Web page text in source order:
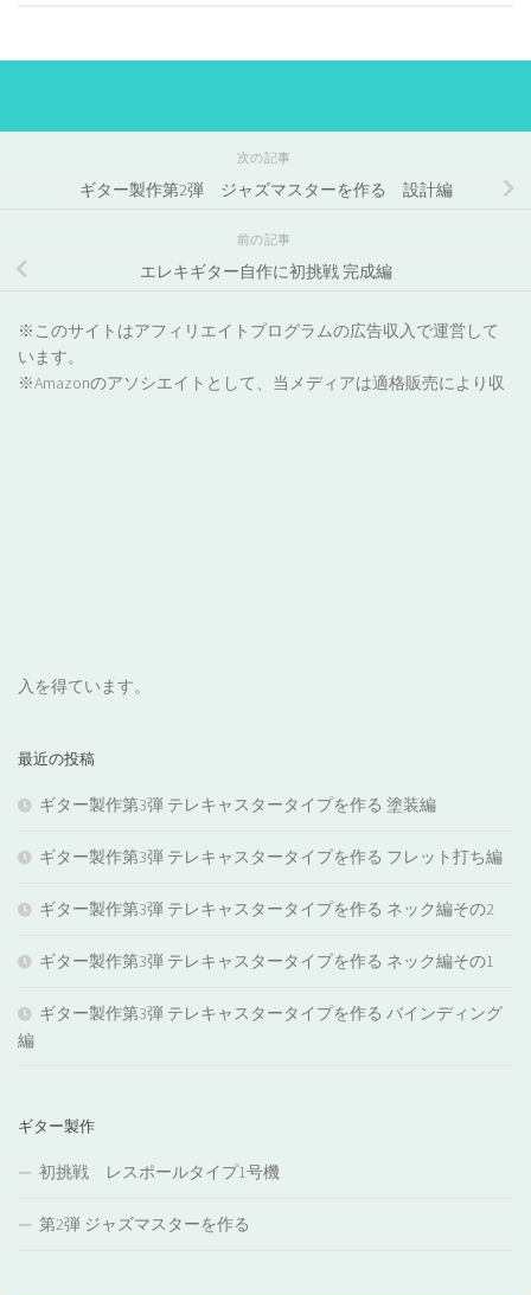
次の記事
ギター製作第2弾 ジャズマスターを作る 設計編
前の記事
エレキギター自作に初挑戦 完成編
※このサイトはアフィリエイトプログラムの広告収入で運営して
います。
※Amazonのアソシエイトとして、当メディアは適格販売により収
入を得ています。
最近の投稿
ギター製作第3弾 テレキャスタータイプを作る 塗装編
ギター製作第3弾 テレキャスタータイプを作る フレット打ち編
ギター製作第3弾 テレキャスタータイプを作る ネック編その2
ギター製作第3弾 テレキャスタータイプを作る ネック編その1
ギター製作第3弾 テレキャスタータイプを作る バインディング
編
ギター製作
初挑戦 レスポールタイプ1号機
第2弾 ジャズマスターを作る